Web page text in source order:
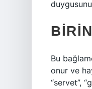
Bu
onur ve
“servet”,